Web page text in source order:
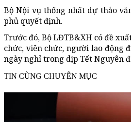
Bộ Nội vụ thống nhất dự thảo
phủ quyết định.
Trước đó, Bộ LĐTB&XH có đề
chức, viên chức, người lao động
ngày nghỉ trong dịp Tết Nguyên
TIN CÙNG CHUYÊN MỤC